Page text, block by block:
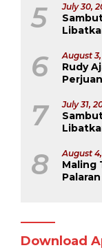
5 July 30,
6 August
Rudy
7 July 31,
8 August
Maling
Download